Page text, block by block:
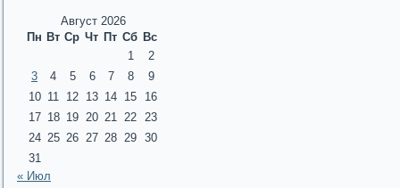
Август 2026
Пн Вт Ср Чт Пт Сб Вс
1
2
3
4 5 6 7 8
9
10 11 12 13 14 15
16
17 18 19 20 21 22
23
24 25 26 27 28 29 30
31
« Июл